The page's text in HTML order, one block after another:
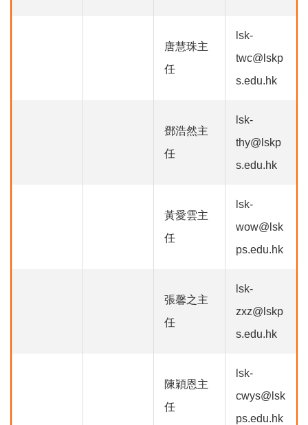
唐慧珠主
任
lsk-
twc@lskp
s.edu.hk
鄧浩然主
任
lsk-
thy@lskp
s.edu.hk
黃愛雲主
任
lsk-
wow@lsk
ps.edu.hk
張馨之主
任
lsk-
zxz@lskp
s.edu.hk
陳穎恩主
任
lsk-
cwys@lsk
ps.edu.hk